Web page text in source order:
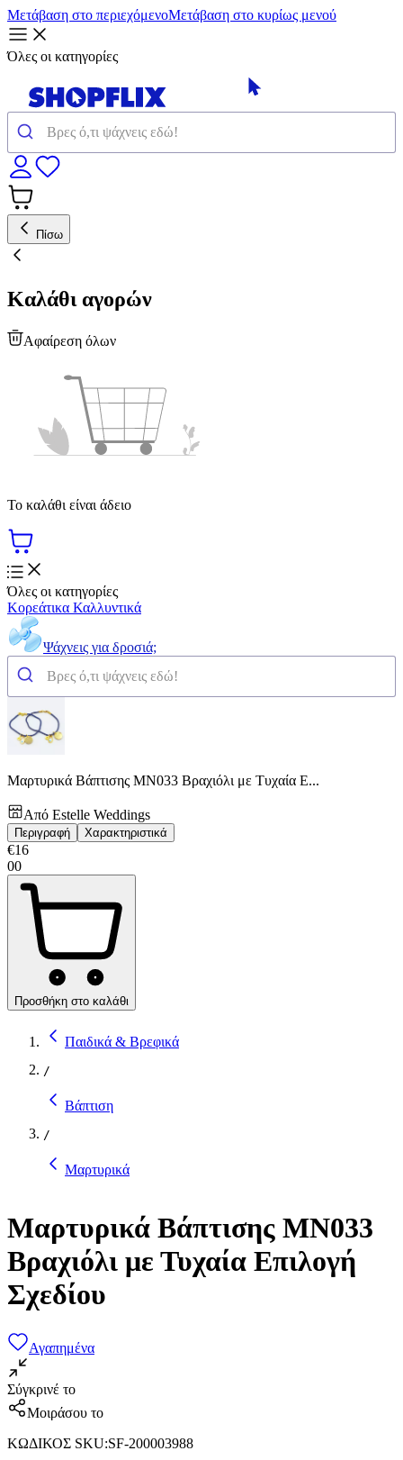
Μετάβαση στο περιεχόμενοΜετάβαση στο κυρίως μενού
Όλες οι κατηγορίες
Πίσω
Καλάθι αγορών
Αφαίρεση όλων
Το καλάθι είναι άδειο
Όλες οι κατηγορίες
Κορεάτικα Καλλυντικά
Ψάχνεις για δροσιά;
Μαρτυρικά Βάπτισης ΜΝ033 Βραχιόλι με Τυχαία Ε...
Από Estelle Weddings
Περιγραφή Χαρακτηριστικά
€16
00
Προσθήκη στο καλάθι
Παιδικά & Βρεφικά
/
Βάπτιση
/
Μαρτυρικά
Μαρτυρικά Βάπτισης ΜΝ033
Βραχιόλι με Τυχαία Επιλογή
Σχεδίου
Αγαπημένα
Σύγκρινέ το
Μοιράσου το
ΚΩΔΙΚΟΣ SKU:SF-200003988